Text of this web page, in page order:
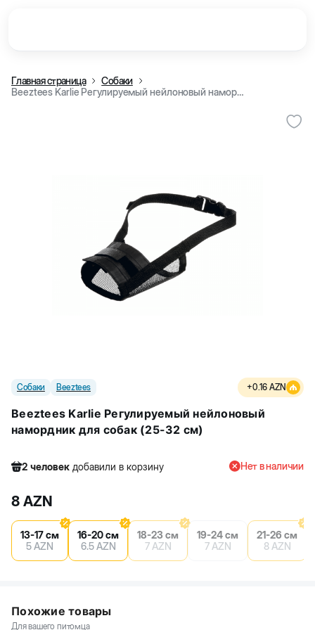
Главная страница
Собаки
Beeztees Karlie Регулируемый нейлоновый намордник для собак (25-32 см)
Собаки Beeztees +0.16 AZN
Beeztees Karlie Регулируемый нейлоновый
намордник для собак (25-32 см)
2 человек добавили в корзину
10 человек
человек добавили в корзину
Нет в наличии
8 AZN
13-17 см
5AZN
16-20 см
6.5 AZN
18-23 см
7 AZN
19-24 см
7 AZN
21-26 см
8 AZN
Похожие товары
Для вашего питомца